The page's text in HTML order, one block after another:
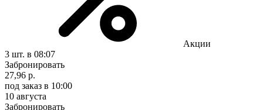
Акции
3 шт. в 08:07
Забронировать
27,96 р.
под заказ в 10:00
10 августа
Забронировать